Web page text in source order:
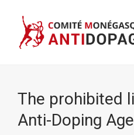
The prohibited
Anti-Doping